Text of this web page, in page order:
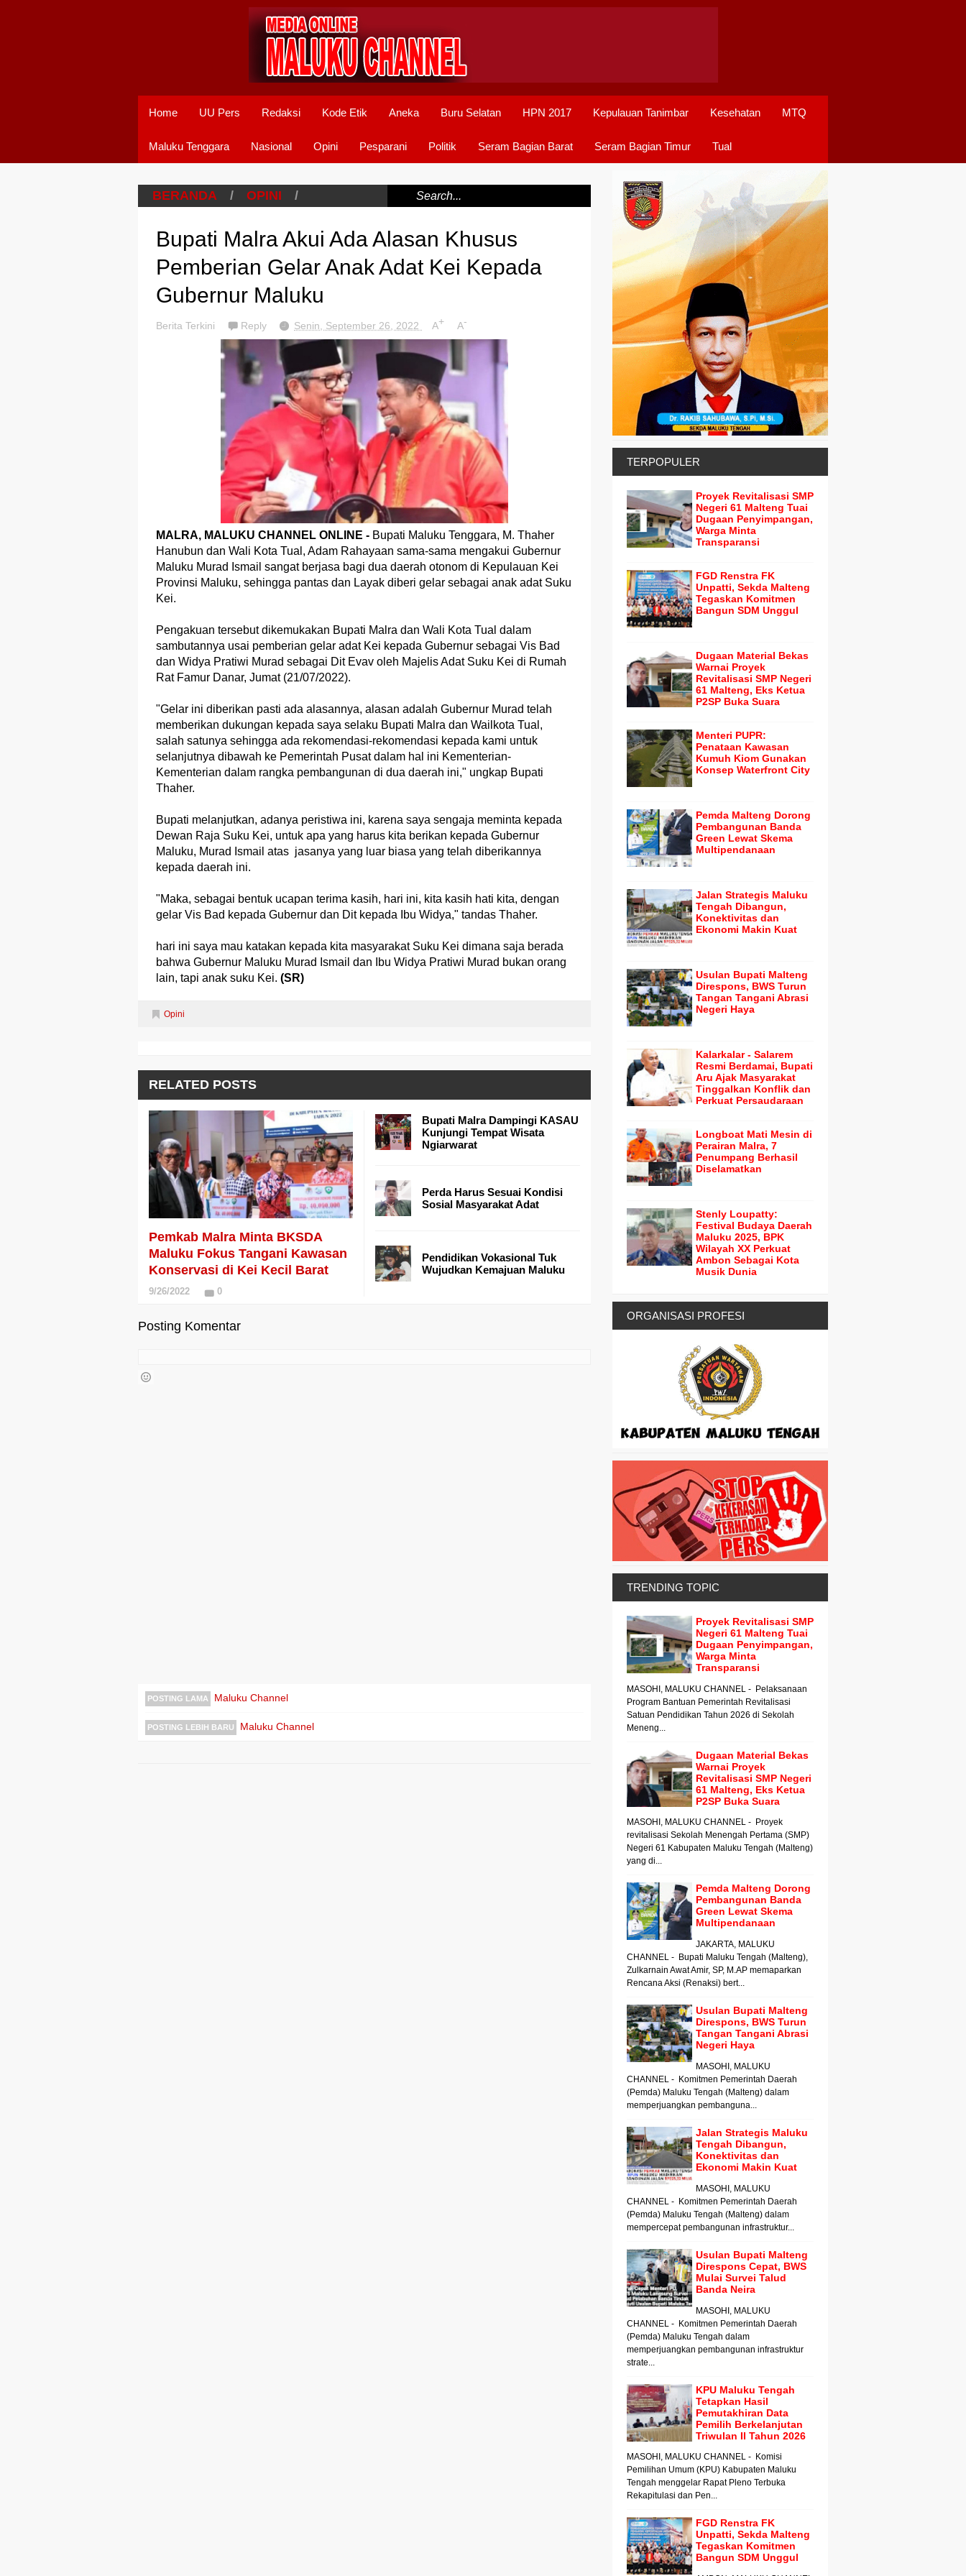
Home UU Pers Redaksi Kode Etik Aneka Buru Selatan HPN 2017 Kepulauan Tanimbar Kesehatan MTQ
Maluku Tenggara Nasional Opini Pesparani Politik Seram Bagian Barat Seram Bagian Timur Tual
BERANDA / OPINI /
Bupati Malra Akui Ada Alasan Khusus
Pemberian Gelar Anak Adat Kei Kepada
Gubernur Maluku
Berita Terkini Reply Senin, September 26, 2022 A+ A-
MALRA, MALUKU CHANNEL ONLINE - Bupati Maluku Tenggara, M. Thaher
Hanubun dan Wali Kota Tual, Adam Rahayaan sama-sama mengakui Gubernur
Maluku Murad Ismail sangat berjasa bagi dua daerah otonom di Kepulauan Kei
Provinsi Maluku, sehingga pantas dan Layak diberi gelar sebagai anak adat Suku
Kei.
Pengakuan tersebut dikemukakan Bupati Malra dan Wali Kota Tual dalam
sambutannya usai pemberian gelar adat Kei kepada Gubernur sebagai Vis Bad
dan Widya Pratiwi Murad sebagai Dit Evav oleh Majelis Adat Suku Kei di Rumah
Rat Famur Danar, Jumat (21/07/2022).
"Gelar ini diberikan pasti ada alasannya, alasan adalah Gubernur Murad telah
memberikan dukungan kepada saya selaku Bupati Malra dan Wailkota Tual,
salah satunya sehingga ada rekomendasi-rekomendasi kepada kami untuk
selanjutnya dibawah ke Pemerintah Pusat dalam hal ini Kementerian-
Kementerian dalam rangka pembangunan di dua daerah ini," ungkap Bupati
Thaher.
Bupati melanjutkan, adanya peristiwa ini, karena saya sengaja meminta kepada
Dewan Raja Suku Kei, untuk apa yang harus kita berikan kepada Gubernur
Maluku, Murad Ismail atas jasanya yang luar biasa yang telah diberikannya
kepada daerah ini.
"Maka, sebagai bentuk ucapan terima kasih, hari ini, kita kasih hati kita, dengan
gelar Vis Bad kepada Gubernur dan Dit kepada Ibu Widya," tandas Thaher.
hari ini saya mau katakan kepada kita masyarakat Suku Kei dimana saja berada
bahwa Gubernur Maluku Murad Ismail dan Ibu Widya Pratiwi Murad bukan orang
lain, tapi anak suku Kei. (SR)
Opini
RELATED POSTS
Pemkab Malra Minta BKSDA
Maluku Fokus Tangani Kawasan
Konservasi di Kei Kecil Barat
9/26/2022 0
Bupati Malra Dampingi KASAU
Kunjungi Tempat Wisata
Ngiarwarat
Perda Harus Sesuai Kondisi
Sosial Masyarakat Adat
Pendidikan Vokasional Tuk
Wujudkan Kemajuan Maluku
Posting Komentar
POSTING LAMA Maluku Channel
POSTING LEBIH BARU Maluku Channel
TERPOPULER
Proyek Revitalisasi SMP
Negeri 61 Malteng Tuai
Dugaan Penyimpangan,
Warga Minta
Transparansi
FGD Renstra FK
Unpatti, Sekda Malteng
Tegaskan Komitmen
Bangun SDM Unggul
Dugaan Material Bekas
Warnai Proyek
Revitalisasi SMP Negeri
61 Malteng, Eks Ketua
P2SP Buka Suara
Menteri PUPR:
Penataan Kawasan
Kumuh Kiom Gunakan
Konsep Waterfront City
Pemda Malteng Dorong
Pembangunan Banda
Green Lewat Skema
Multipendanaan
Jalan Strategis Maluku
Tengah Dibangun,
Konektivitas dan
Ekonomi Makin Kuat
Usulan Bupati Malteng
Direspons, BWS Turun
Tangan Tangani Abrasi
Negeri Haya
Kalarkalar - Salarem
Resmi Berdamai, Bupati
Aru Ajak Masyarakat
Tinggalkan Konflik dan
Perkuat Persaudaraan
Longboat Mati Mesin di
Perairan Malra, 7
Penumpang Berhasil
Diselamatkan
Stenly Loupatty:
Festival Budaya Daerah
Maluku 2025, BPK
Wilayah XX Perkuat
Ambon Sebagai Kota
Musik Dunia
ORGANISASI PROFESI
TRENDING TOPIC
Proyek Revitalisasi SMP
Negeri 61 Malteng Tuai
Dugaan Penyimpangan,
Warga Minta
Transparansi
MASOHI, MALUKU CHANNEL - Pelaksanaan
Program Bantuan Pemerintah Revitalisasi
Satuan Pendidikan Tahun 2026 di Sekolah
Meneng...
Dugaan Material Bekas
Warnai Proyek
Revitalisasi SMP Negeri
61 Malteng, Eks Ketua
P2SP Buka Suara
MASOHI, MALUKU CHANNEL - Proyek
revitalisasi Sekolah Menengah Pertama (SMP)
Negeri 61 Kabupaten Maluku Tengah (Malteng)
yang di...
Pemda Malteng Dorong
Pembangunan Banda
Green Lewat Skema
Multipendanaan
JAKARTA, MALUKU
CHANNEL - Bupati Maluku Tengah (Malteng),
Zulkarnain Awat Amir, SP, M.AP memaparkan
Rencana Aksi (Renaksi) bert...
Usulan Bupati Malteng
Direspons, BWS Turun
Tangan Tangani Abrasi
Negeri Haya
MASOHI, MALUKU
CHANNEL - Komitmen Pemerintah Daerah
(Pemda) Maluku Tengah (Malteng) dalam
memperjuangkan pembanguna...
Jalan Strategis Maluku
Tengah Dibangun,
Konektivitas dan
Ekonomi Makin Kuat
MASOHI, MALUKU
CHANNEL - Komitmen Pemerintah Daerah
(Pemda) Maluku Tengah (Malteng) dalam
mempercepat pembangunan infrastruktur...
Usulan Bupati Malteng
Direspons Cepat, BWS
Mulai Survei Talud
Banda Neira
MASOHI, MALUKU
CHANNEL - Komitmen Pemerintah Daerah
(Pemda) Maluku Tengah dalam
memperjuangkan pembangunan infrastruktur
strate...
KPU Maluku Tengah
Tetapkan Hasil
Pemutakhiran Data
Pemilih Berkelanjutan
Triwulan II Tahun 2026
MASOHI, MALUKU CHANNEL - Komisi
Pemilihan Umum (KPU) Kabupaten Maluku
Tengah menggelar Rapat Pleno Terbuka
Rekapitulasi dan Pen...
FGD Renstra FK
Unpatti, Sekda Malteng
Tegaskan Komitmen
Bangun SDM Unggul